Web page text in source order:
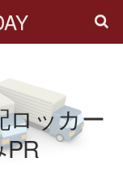
ロッカー